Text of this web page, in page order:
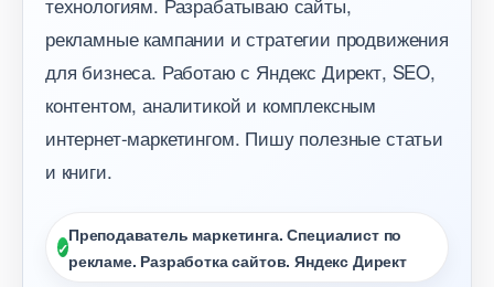
рекламные кампании и стратегии продвижения
для бизнеса. Работаю с Яндекс Директ, SEO,
контентом, аналитикой и комплексным
интернет-маркетингом. Пишу полезные статьи
и книги.
Преподаватель маркетинга. Специалист по
рекламе. Разработка сайтов. Яндекс Директ